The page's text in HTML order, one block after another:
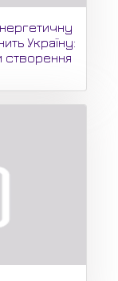
Україну:
створення